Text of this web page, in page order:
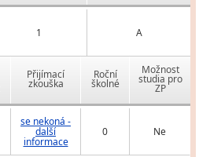
1 A
Přijímací
zkouška
Roční
školné
Možnost
studia pro
ZP
se nekoná -
další
informace
0 Ne